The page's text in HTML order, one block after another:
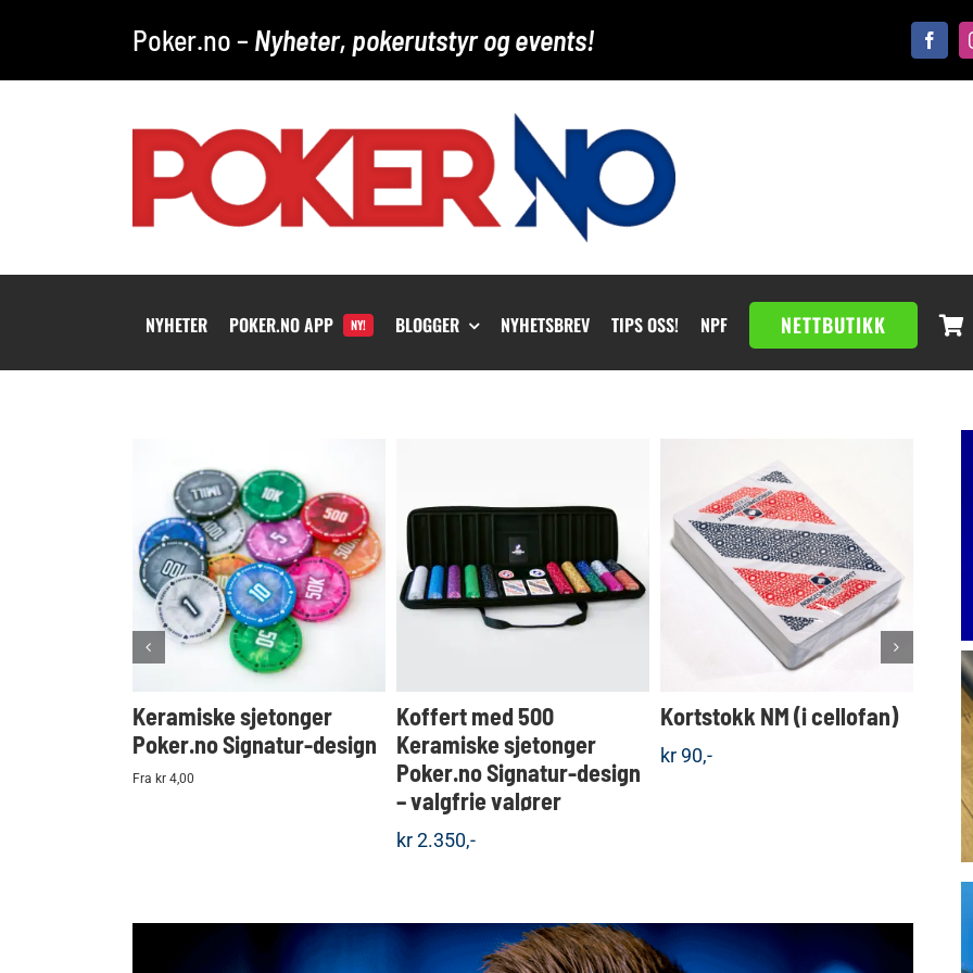
Poker.no – Nyheter, pokerutstyr og events!
NYHETER POKER.NO APP NY! BLOGGER NYHETSBREV TIPS OSS! NPF NETTBUTIKK
KJØP
Detaljer
Keramiske sjetonger
Poker.no Signatur-design
Fra kr 4,00
KJØP
Detaljer
Koffert med 500
Keramiske sjetonger
Poker.no Signatur-design
– valgfrie valører
kr2.350,-
KJØPDette
produktet
har
flere
varianter.
Alternativene
på
produktsiden
Detaljer
Kortstokk NM (i cellofan)
kr90,-